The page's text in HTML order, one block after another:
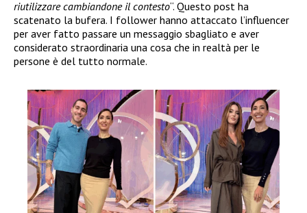
riutilizzare cambiandone il contesto“. Questo post ha
scatenato la bufera. I follower hanno attaccato l’influencer
per aver fatto passare un messaggio sbagliato e aver
considerato straordinaria una cosa che in realtà per le
persone è del tutto normale.